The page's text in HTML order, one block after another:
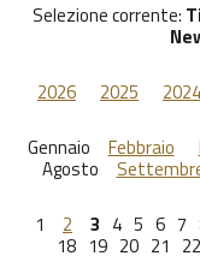
Selezione corrente:
2026
2025 2024
Gennaio
Febbraio
Agosto
1
2 3 4 5 6 7
18 19 20 21 22